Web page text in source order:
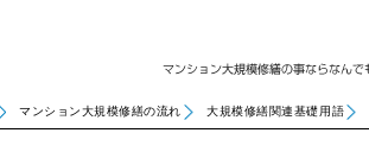
マンション大規模修繕の流れ 大規模修繕関連基礎用語